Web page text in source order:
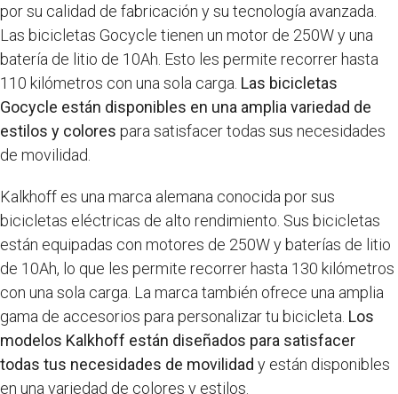
por su calidad de fabricación y su tecnología avanzada.
Las bicicletas Gocycle tienen un motor de 250W y una
batería de litio de 10Ah. Esto les permite recorrer hasta
110 kilómetros con una sola carga. Las bicicletas
Gocycle están disponibles en una amplia variedad de
estilos y colores para satisfacer todas sus necesidades
de movilidad.
Kalkhoff es una marca alemana conocida por sus
bicicletas eléctricas de alto rendimiento. Sus bicicletas
están equipadas con motores de 250W y baterías de litio
de 10Ah, lo que les permite recorrer hasta 130 kilómetros
con una sola carga. La marca también ofrece una amplia
gama de accesorios para personalizar tu bicicleta. Los
modelos Kalkhoff están diseñados para satisfacer
todas tus necesidades de movilidad y están disponibles
en una variedad de colores y estilos.